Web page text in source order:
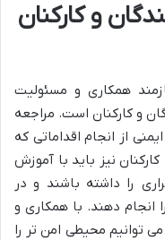
و کارکنان
همکاری و مسئولیت
و کارکنان است. مراجعه
از انجام اقداماتی که
نیز باید با آموزش
را داشته باشند و در
انجام دهند. با همکاری و
توانیم محیطی امن تر را